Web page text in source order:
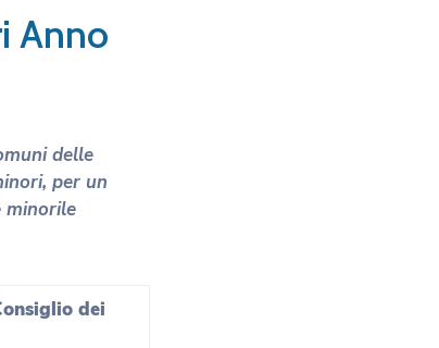
Anno
delle
per un
minorile
dei